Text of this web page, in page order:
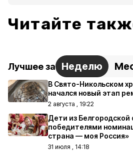
Читайте
Лучшее за Неделю
В Свято-Никольском
начался новый этап
2 августа , 19:22
Дети из Белгородской
победителями
страна — моя Россия»
31 июля , 14:18